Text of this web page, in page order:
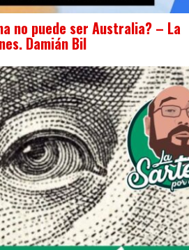
no puede ser Australia? – La
Damián Bil